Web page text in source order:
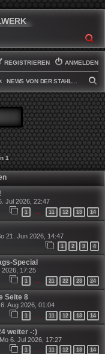
ANMELDEN
REGISTRIEREN
U
C
H
E
1
Jul 2026, 22:47
1 … 11 12 13 14
21. Jun 2026, 14:47
1 2 3 4
Special
2026, 17:25
1 … 21 22 23 24
Seite 8
Aug 2026, 01:04
1 … 11 12 13 14
weiter -:)
Mo 6. Jul 2026, 17:27
1 11 12 13 14